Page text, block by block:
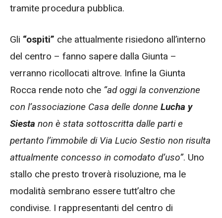
tramite procedura pubblica.
Gli “ospiti” che attualmente risiedono all’interno
del centro – fanno sapere dalla Giunta –
verranno ricollocati altrove. Infine la Giunta
Rocca rende noto che “ad oggi la convenzione
con l’associazione Casa delle donne Lucha y
Siesta non è stata sottoscritta dalle parti e
pertanto l’immobile di Via Lucio Sestio non risulta
attualmente concesso in comodato d’uso”. Uno
stallo che presto troverà risoluzione, ma le
modalità sembrano essere tutt’altro che
condivise. I rappresentanti del centro di